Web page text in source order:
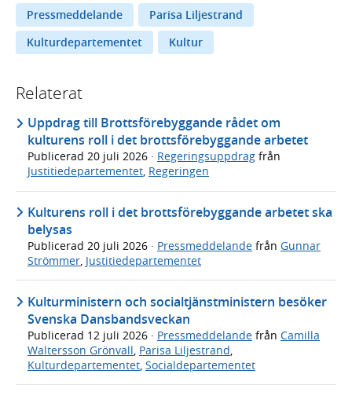
Pressmeddelande
Parisa Liljestrand
Kulturdepartementet
Kultur
Relaterat
Uppdrag till Brottsförebyggande rådet om
kulturens roll i det brottsförebyggande arbetet
Publicerad 20 juli 2026 · Regeringsuppdrag från
Justitiedepartementet, Regeringen
Kulturens roll i det brottsförebyggande arbetet ska
belysas
Publicerad 20 juli 2026 · Pressmeddelande från Gunnar
Strömmer, Justitiedepartementet
Kulturministern och socialtjänstministern besöker
Svenska Dansbandsveckan
Publicerad 12 juli 2026 · Pressmeddelande från Camilla
Waltersson Grönvall Parisa Liljestrand
Kulturdepartementet Socialdepartementet